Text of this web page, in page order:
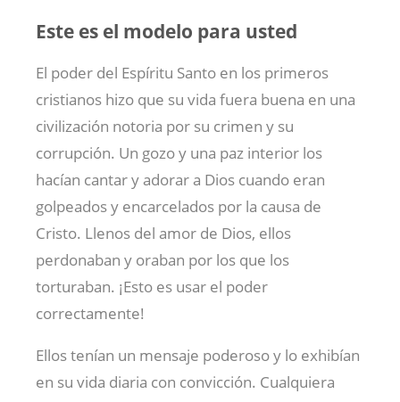
Este es el modelo para usted
El poder del Espíritu Santo en los primeros
cristianos hizo que su vida fuera buena en una
civilización notoria por su crimen y su
corrupción. Un gozo y una paz interior los
hacían cantar y adorar a Dios cuando eran
golpeados y encarcelados por la causa de
Cristo. Llenos del amor de Dios, ellos
perdonaban y oraban por los que los
torturaban. ¡Esto es usar el poder
correctamente!
Ellos tenían un mensaje poderoso y lo exhibían
en su vida diaria con convicción. Cualquiera